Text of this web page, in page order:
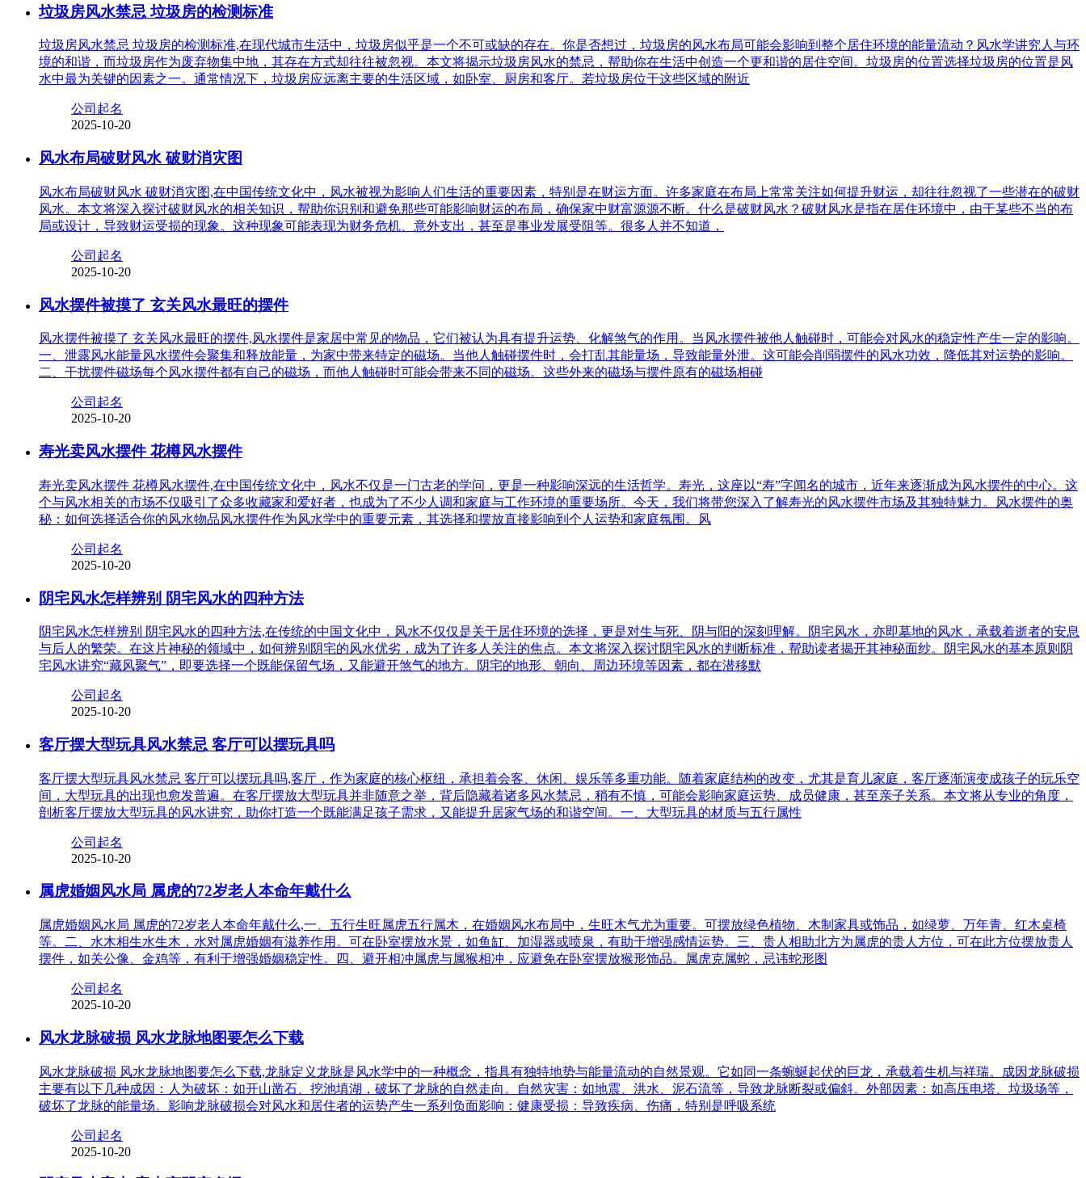
垃圾房风水禁忌 垃圾房的检测标准
垃圾房风水禁忌 垃圾房的检测标准,在现代城市生活中，垃圾房似乎是一个不可或缺的存在。你是否想过，垃圾房的风水布局可能会影响到整个居住环境的能量流动？风水学讲究人与环
境的和谐，而垃圾房作为废弃物集中地，其存在方式却往往被忽视。本文将揭示垃圾房风水的禁忌，帮助你在生活中创造一个更和谐的居住空间。垃圾房的位置选择垃圾房的位置是风
水中最为关键的因素之一。通常情况下，垃圾房应远离主要的生活区域，如卧室、厨房和客厅。若垃圾房位于这些区域的附近
公司起名
2025-10-20
风水布局破财风水 破财消灾图
风水布局破财风水 破财消灾图,在中国传统文化中，风水被视为影响人们生活的重要因素，特别是在财运方面。许多家庭在布局上常常关注如何提升财运，却往往忽视了一些潜在的破财
风水。本文将深入探讨破财风水的相关知识，帮助你识别和避免那些可能影响财运的布局，确保家中财富源源不断。什么是破财风水？破财风水是指在居住环境中，由于某些不当的布
局或设计，导致财运受损的现象。这种现象可能表现为财务危机、意外支出，甚至是事业发展受阻等。很多人并不知道，
公司起名
2025-10-20
风水摆件被摸了 玄关风水最旺的摆件
风水摆件被摸了 玄关风水最旺的摆件,风水摆件是家居中常见的物品，它们被认为具有提升运势、化解煞气的作用。当风水摆件被他人触碰时，可能会对风水的稳定性产生一定的影响。
一、泄露风水能量风水摆件会聚集和释放能量，为家中带来特定的磁场。当他人触碰摆件时，会打乱其能量场，导致能量外泄。这可能会削弱摆件的风水功效，降低其对运势的影响。
二、干扰摆件磁场每个风水摆件都有自己的磁场，而他人触碰时可能会带来不同的磁场。这些外来的磁场与摆件原有的磁场相碰
公司起名
2025-10-20
寿光卖风水摆件 花樽风水摆件
寿光卖风水摆件 花樽风水摆件,在中国传统文化中，风水不仅是一门古老的学问，更是一种影响深远的生活哲学。寿光，这座以“寿”字闻名的城市，近年来逐渐成为风水摆件的中心。这
个与风水相关的市场不仅吸引了众多收藏家和爱好者，也成为了不少人调和家庭与工作环境的重要场所。今天，我们将带您深入了解寿光的风水摆件市场及其独特魅力。风水摆件的奥
秘：如何选择适合你的风水物品风水摆件作为风水学中的重要元素，其选择和摆放直接影响到个人运势和家庭氛围。风
公司起名
2025-10-20
阴宅风水怎样辨别 阴宅风水的四种方法
阴宅风水怎样辨别 阴宅风水的四种方法,在传统的中国文化中，风水不仅仅是关于居住环境的选择，更是对生与死、阴与阳的深刻理解。阴宅风水，亦即墓地的风水，承载着逝者的安息
与后人的繁荣。在这片神秘的领域中，如何辨别阴宅的风水优劣，成为了许多人关注的焦点。本文将深入探讨阴宅风水的判断标准，帮助读者揭开其神秘面纱。阴宅风水的基本原则阴
宅风水讲究“藏风聚气”，即要选择一个既能保留气场，又能避开煞气的地方。阴宅的地形、朝向、周边环境等因素，都在潜移默
公司起名
2025-10-20
客厅摆大型玩具风水禁忌 客厅可以摆玩具吗
客厅摆大型玩具风水禁忌 客厅可以摆玩具吗,客厅，作为家庭的核心枢纽，承担着会客、休闲、娱乐等多重功能。随着家庭结构的改变，尤其是育儿家庭，客厅逐渐演变成孩子的玩乐空
间，大型玩具的出现也愈发普遍。在客厅摆放大型玩具并非随意之举，背后隐藏着诸多风水禁忌，稍有不慎，可能会影响家庭运势、成员健康，甚至亲子关系。本文将从专业的角度，
剖析客厅摆放大型玩具的风水讲究，助你打造一个既能满足孩子需求，又能提升居家气场的和谐空间。一、大型玩具的材质与五行属性
公司起名
2025-10-20
属虎婚姻风水局 属虎的72岁老人本命年戴什么
属虎婚姻风水局 属虎的72岁老人本命年戴什么,一、五行生旺属虎五行属木，在婚姻风水布局中，生旺木气尤为重要。可摆放绿色植物、木制家具或饰品，如绿萝、万年青、红木桌椅
等。二、水木相生水生木，水对属虎婚姻有滋养作用。可在卧室摆放水景，如鱼缸、加湿器或喷泉，有助于增强感情运势。三、贵人相助北方为属虎的贵人方位，可在此方位摆放贵人
摆件，如关公像、金鸡等，有利于增强婚姻稳定性。四、避开相冲属虎与属猴相冲，应避免在卧室摆放猴形饰品。属虎克属蛇，忌讳蛇形图
公司起名
2025-10-20
风水龙脉破损 风水龙脉地图要怎么下载
风水龙脉破损 风水龙脉地图要怎么下载,龙脉定义龙脉是风水学中的一种概念，指具有独特地势与能量流动的自然景观。它如同一条蜿蜒起伏的巨龙，承载着生机与祥瑞。成因龙脉破损
主要有以下几种成因：人为破坏：如开山凿石、挖池填湖，破坏了龙脉的自然走向。自然灾害：如地震、洪水、泥石流等，导致龙脉断裂或偏斜。外部因素：如高压电塔、垃圾场等，
破坏了龙脉的能量场。影响龙脉破损会对风水和居住者的运势产生一系列负面影响：健康受损：导致疾病、伤痛，特别是呼吸系统
公司起名
2025-10-20